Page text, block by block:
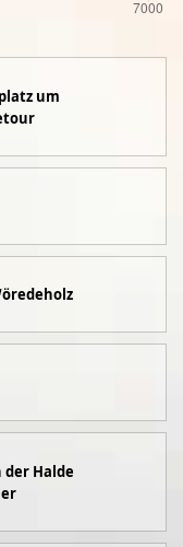
um
der Halde